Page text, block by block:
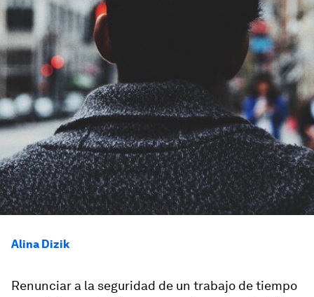
Alina Dizik
Renunciar a la seguridad de un trabajo de tiempo